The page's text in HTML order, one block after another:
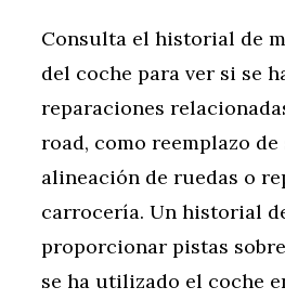
Consulta el historial de
del coche para ver si se
reparaciones
road, como reemplazo de
alineación de ruedas o
carrocería. Un historial
proporcionar pistas
se ha utilizado el coche